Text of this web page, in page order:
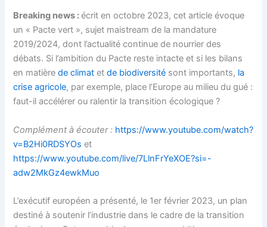
Breaking news :écrit en octobre 2023, cet article évoque
un « Pacte vert », sujet maistream de la mandature
2019/2024, dont l’actualité continue de nourrier des
débats. Si l’ambition du Pacte reste intacte et si les bilans
en matièrede climatetde biodiversité sont importants, la
crise agricole, par exemple, place l’Europe au milieu du gué :
faut-il accélérer ou ralentir la transition écologique ?
Complément à écouter : https://www.youtube.com/watch?
v=B2Hi0RDSYOs et
https://www.youtube.com/live/7LlnFrYeXOE?si=-
adw2MkGz4ewkMuo
L’exécutif européen a présenté, le 1er février 2023, un plan
destiné à soutenir l’industrie dans le cadre de la transition